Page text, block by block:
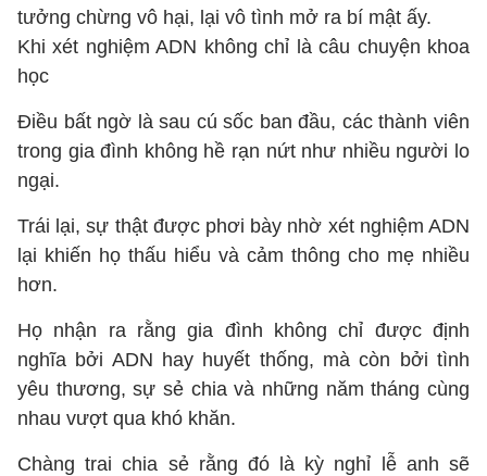
tưởng chừng vô hại, lại vô tình mở ra bí mật ấy.
Khi xét nghiệm ADN không chỉ là câu chuyện khoa
học
Điều bất ngờ là sau cú sốc ban đầu, các thành viên
trong gia đình không hề rạn nứt như nhiều người lo
ngại.
Trái lại, sự thật được phơi bày nhờ xét nghiệm ADN
lại khiến họ thấu hiểu và cảm thông cho mẹ nhiều
hơn.
Họ nhận ra rằng gia đình không chỉ được định
nghĩa bởi ADN hay huyết thống, mà còn bởi tình
yêu thương, sự sẻ chia và những năm tháng cùng
nhau vượt qua khó khăn.
Chàng trai chia sẻ rằng đó là kỳ nghỉ lễ anh sẽ